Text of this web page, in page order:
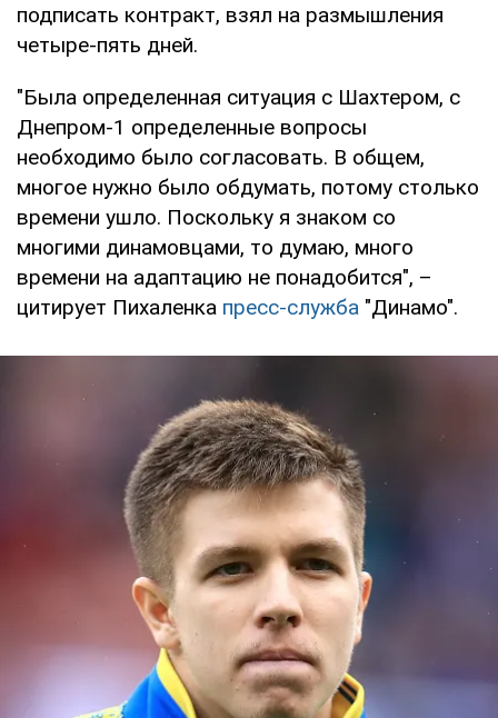
подписать контракт, взял на размышления
четыре-пять дней.
"Была определенная ситуация с Шахтером, с
Днепром-1 определенные вопросы
необходимо было согласовать. В общем,
многое нужно было обдумать, потому столько
времени ушло. Поскольку я знаком со
многими динамовцами, то думаю, много
времени на адаптацию не понадобится", –
цитирует Пихаленка пресс-служба "Динамо".